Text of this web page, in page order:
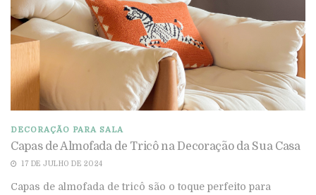
DECORAÇÃO PARA SALA
Capas de Almofada de Tricô na Decoração da Sua Casa
17 DE JULHO DE 2024
Capas de almofada de tricô são o toque perfeito para